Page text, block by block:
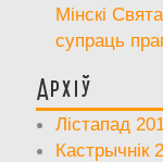
Мінскі
супраць
Архіў
Лістапад
Кастрычнік